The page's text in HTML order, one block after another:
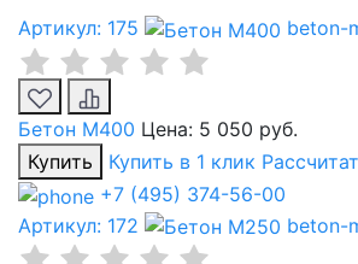
Артикул: 175 beton-
Бетон М400 Цена: 5 050 руб.
Купить
Купить в 1 клик
+7 (495) 374-56-00
Артикул: 172
beton-